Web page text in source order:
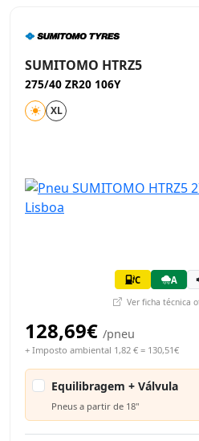
SUMITOMO HTRZ5
275/40 ZR20 106Y
XL
C A
Ver ficha técnica
128,69€ /pneu
+ Imposto ambiental 1,82 € = 130,51€
Equilibragem + Válvula
Pneus a partir de 18"